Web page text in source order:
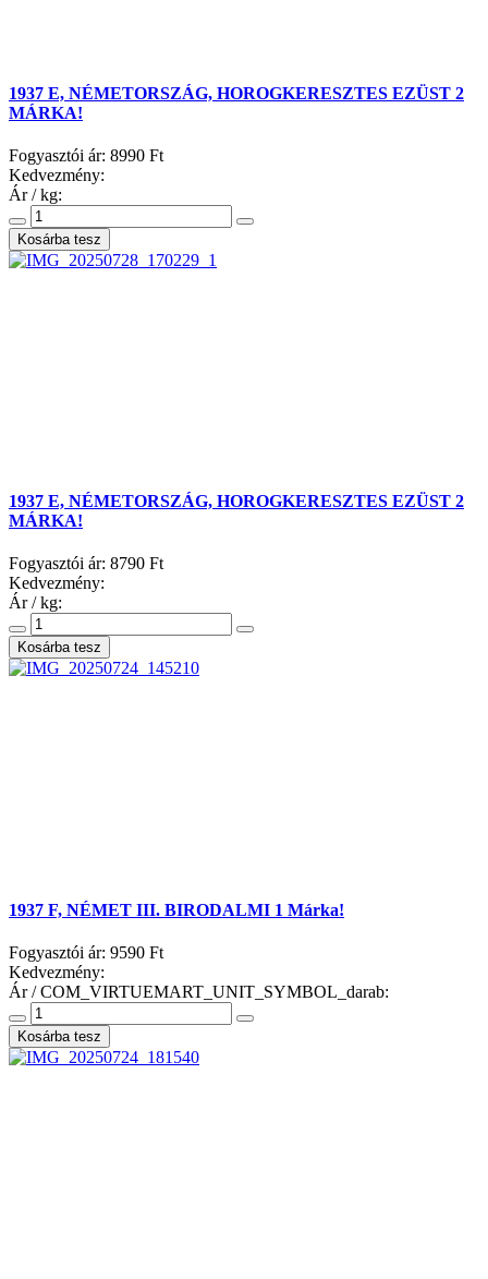
1937 E, NÉMETORSZÁG, HOROGKERESZTES EZÜST 2
MÁRKA!
Fogyasztói ár: 8990 Ft
Kedvezmény:
Ár / kg:
1937 E, NÉMETORSZÁG, HOROGKERESZTES EZÜST 2
MÁRKA!
Fogyasztói ár: 8790 Ft
Kedvezmény:
Ár / kg:
1937 F, NÉMET III. BIRODALMI 1 Márka!
Fogyasztói ár: 9590 Ft
Kedvezmény:
Ár / COM_VIRTUEMART_UNIT_SYMBOL_darab: